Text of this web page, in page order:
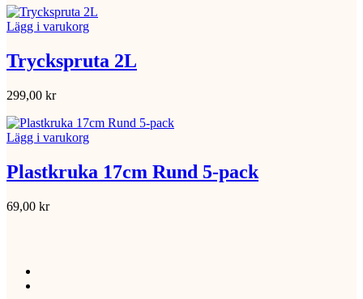
Lägg i varukorg
Tryckspruta 2L
299,00 kr
Lägg i varukorg
Plastkruka 17cm Rund 5-pack
69,00 kr